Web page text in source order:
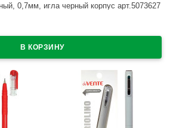
0,7мм, игла черный корпус арт.5073627